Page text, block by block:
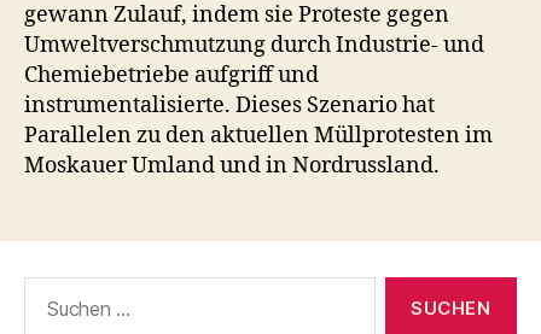
gewann Zulauf, indem sie Proteste gegen
Umweltverschmutzung durch Industrie- und
Chemiebetriebe aufgriff und
instrumentalisierte. Dieses Szenario hat
Parallelen zu den aktuellen Müllprotesten im
Moskauer Umland und in Nordrussland.
nach: